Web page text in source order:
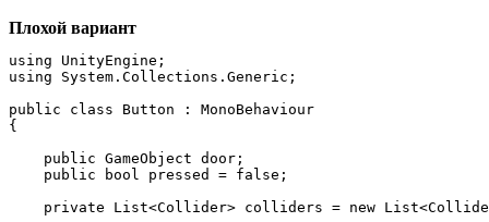
Плохой вариант
using UnityEngine;
using System.Collections.Generic;
public class Button : MonoBehaviour
{
    public GameObject door;
    public bool pressed = false;
private List<Collider> colliders = new